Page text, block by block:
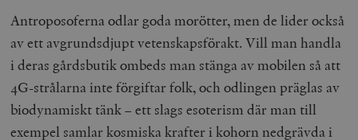
Antroposoferna odlar goda morötter, men de lider också
av ett avgrundsdjupt vetenskapsförakt. Vill man handla
i deras gårdsbutik ombeds man stänga av mobilen så att
4G-strålarna inte förgiftar folk, och odlingen präglas av
biodynamiskt tänk – ett slags esoterism där man till
exempel samlar kosmiska krafter i kohorn nedgrävda i